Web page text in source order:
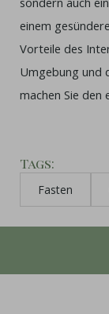
einem
Vorteile des
Umgebung und
machen Sie den
Tags
Fasten